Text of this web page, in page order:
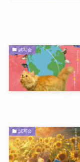
試写会
試写会